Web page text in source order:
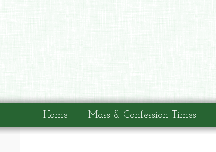
Home Mass & Confession Times